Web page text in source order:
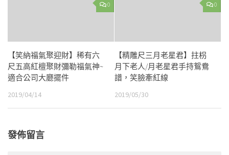
0
【笑納福氣聚迎財】稀有六
尺五高紅檀聚財彌勒福氣神~
適合公司大廳擺件
2019/04/14
0
【精雕尺三月老星君】拄枴
月下老人/月老星君手持鴛鴦
譜，笑臉牽紅線
2019/05/30
發佈留言